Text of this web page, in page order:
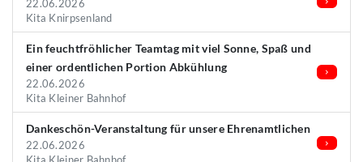
22.06.2026
Kita Knirpsenland
Ein feuchtfröhlicher Teamtag mit viel Sonne, Spaß und
einer ordentlichen Portion Abkühlung
22.06.2026
Kita Kleiner Bahnhof
Dankeschön-Veranstaltung für unsere Ehrenamtlichen
22.06.2026